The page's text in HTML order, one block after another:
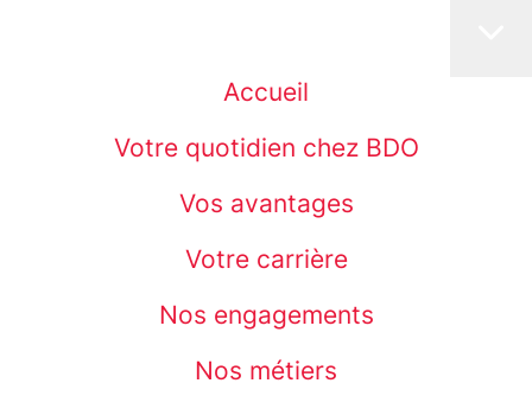
Accueil
Votre quotidien chez BDO
Vos avantages
Votre carrière
Nos engagements
Nos métiers